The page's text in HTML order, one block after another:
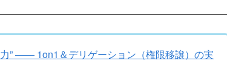
” —— 1on1＆デリゲーション（権限移譲）の実